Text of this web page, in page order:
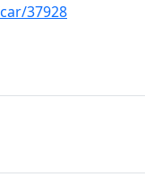
37928